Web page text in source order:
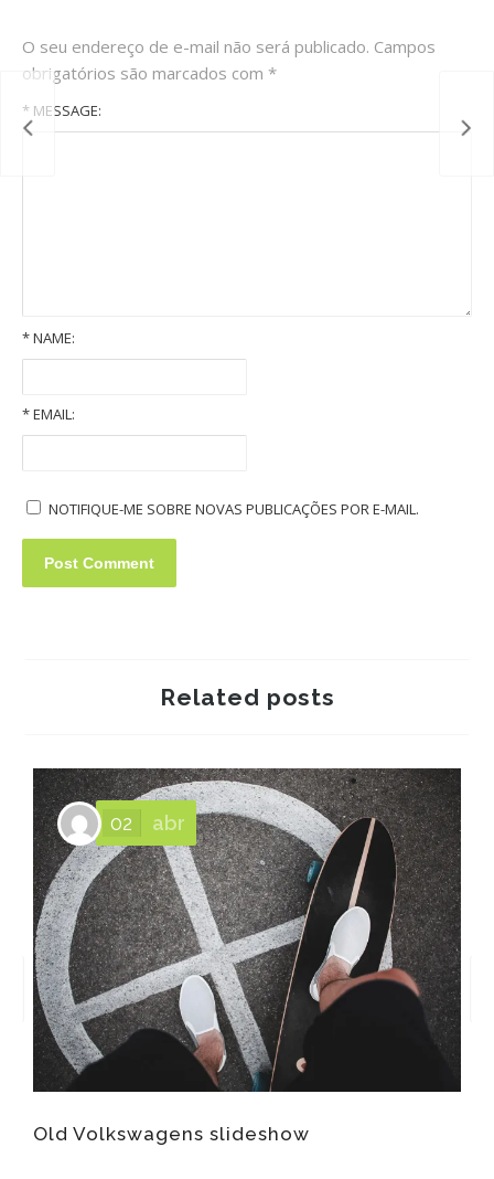
O seu endereço de e-mail não será publicado. Campos
obrigatórios são marcados com *
* MESSAGE:
*NAME:
*EMAIL:
NOTIFIQUE-ME SOBRE NOVAS PUBLICAÇÕES POR E-MAIL.
Related posts
Old Volkswagens slideshow
02 abr